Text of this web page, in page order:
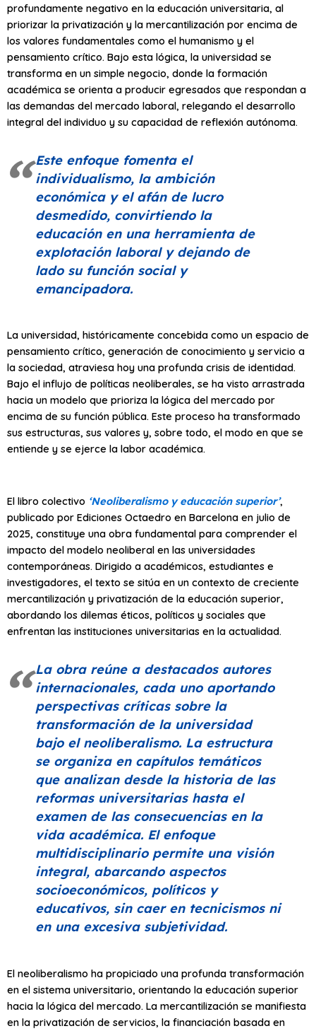
profundamente negativo en la educación universitaria, al
priorizar la privatización y la mercantilización por encima de
los valores fundamentales como el humanismo y el
pensamiento crítico. Bajo esta lógica, la universidad se
transforma en un simple negocio, donde la formación
académica se orienta a producir egresados que respondan a
las demandas del mercado laboral, relegando el desarrollo
integral del individuo y su capacidad de reflexión autónoma.
Este enfoque fomenta el
individualismo, la ambición
económica y el afán de lucro
desmedido, convirtiendo la
educación en una herramienta de
explotación laboral y dejando de
lado su función social y
emancipadora.
La universidad, históricamente concebida como un espacio de
pensamiento crítico, generación de conocimiento y servicio a
la sociedad, atraviesa hoy una profunda crisis de identidad.
Bajo el influjo de políticas neoliberales, se ha visto arrastrada
hacia un modelo que prioriza la lógica del mercado por
encima de su función pública. Este proceso ha transformado
sus estructuras, sus valores y, sobre todo, el modo en que se
entiende y se ejerce la labor académica.
El libro colectivo ‘Neoliberalismo y educación superior’,
publicado por Ediciones Octaedro en Barcelona en julio de
2025, constituye una obra fundamental para comprender el
impacto del modelo neoliberal en las universidades
contemporáneas. Dirigido a académicos, estudiantes e
investigadores, el texto se sitúa en un contexto de creciente
mercantilización y privatización de la educación superior,
abordando los dilemas éticos, políticos y sociales que
enfrentan las instituciones universitarias en la actualidad.
La obra reúne a destacados autores
internacionales, cada uno aportando
perspectivas críticas sobre la
transformación de la universidad
bajo el neoliberalismo. La estructura
se organiza en capítulos temáticos
que analizan desde la historia de las
reformas universitarias hasta el
examen de las consecuencias en la
vida académica. El enfoque
multidisciplinario permite una visión
integral, abarcando aspectos
socioeconómicos, políticos y
educativos, sin caer en tecnicismos ni
en una excesiva subjetividad.
El neoliberalismo ha propiciado una profunda transformación
en el sistema universitario, orientando la educación superior
hacia la lógica del mercado. La mercantilización se manifiesta
en la privatización de servicios, la financiación basada en